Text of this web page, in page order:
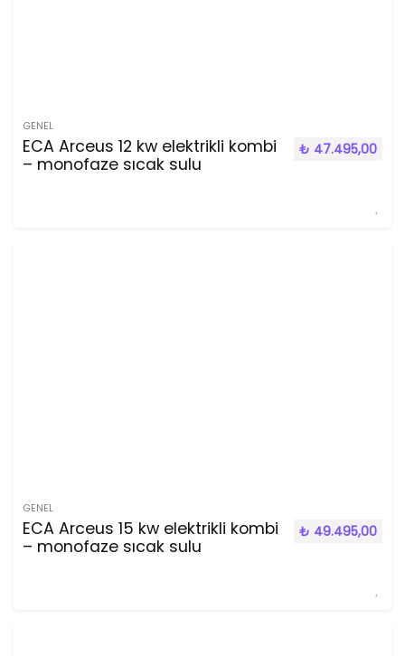
GENEL
ECA Arceus 12 kw elektrikli kombi
– monofaze sıcak sulu
₺ 47.495,00
GENEL
ECA Arceus 15 kw elektrikli kombi
– monofaze sıcak sulu
₺ 49.495,00